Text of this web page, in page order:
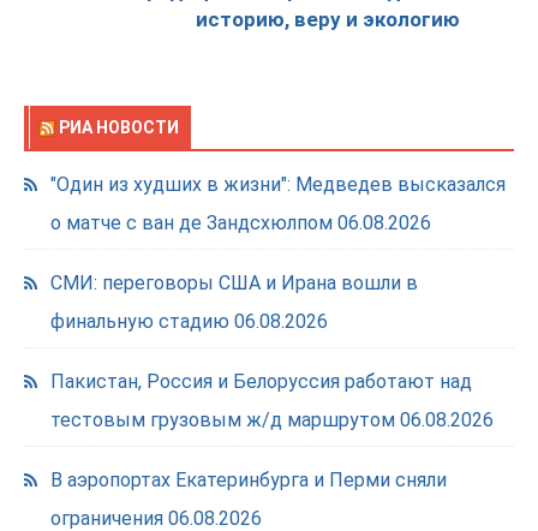
историю, веру и экологию
РИА НОВОСТИ
"Один из худших в жизни": Медведев высказался
о матче с ван де Зандсхюлпом 06.08.2026
СМИ: переговоры США и Ирана вошли в
финальную стадию 06.08.2026
Пакистан, Россия и Белоруссия работают над
тестовым грузовым ж/д маршрутом 06.08.2026
В аэропортах Екатеринбурга и Перми сняли
ограничения 06.08.2026